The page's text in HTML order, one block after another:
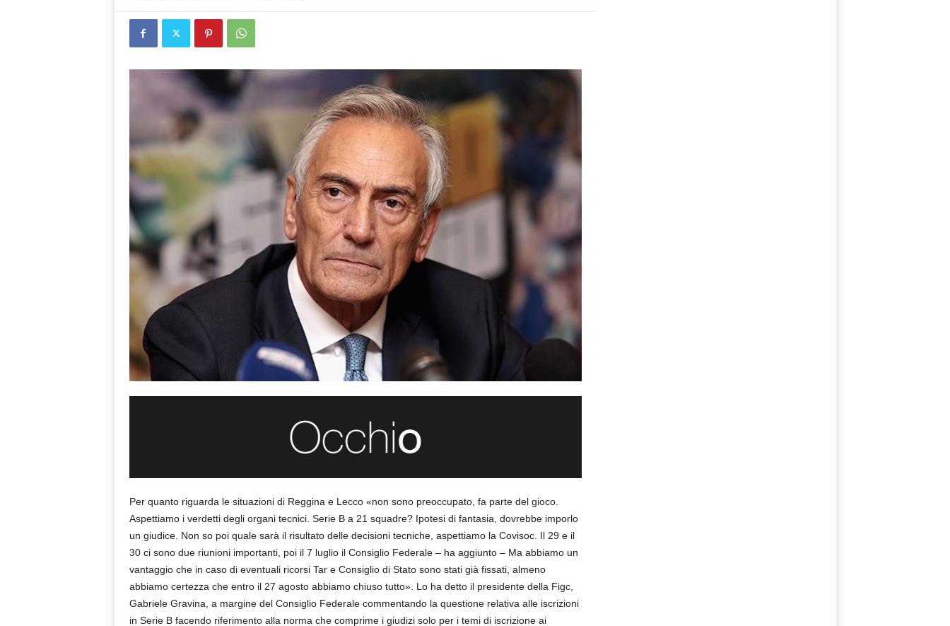
Per quanto riguarda le situazioni di Reggina e Lecco «non sono preoccupato, fa parte del gioco.
Aspettiamo i verdetti degli organi tecnici. Serie B a 21 squadre? Ipotesi di fantasia, dovrebbe imporlo
un giudice. Non so poi quale sarà il risultato delle decisioni tecniche, aspettiamo la Covisoc. Il 29 e il
30 ci sono due riunioni importanti, poi il 7 luglio il Consiglio Federale – ha aggiunto – Ma abbiamo un
vantaggio che in caso di eventuali ricorsi Tar e Consiglio di Stato sono stati già fissati, almeno
abbiamo certezza che entro il 27 agosto abbiamo chiuso tutto». Lo ha detto il presidente della Figc,
Gabriele Gravina, a margine del Consiglio Federale commentando la questione relativa alle iscrizioni
in Serie B facendo riferimento alla norma che comprime i giudizi solo per i temi di iscrizione ai